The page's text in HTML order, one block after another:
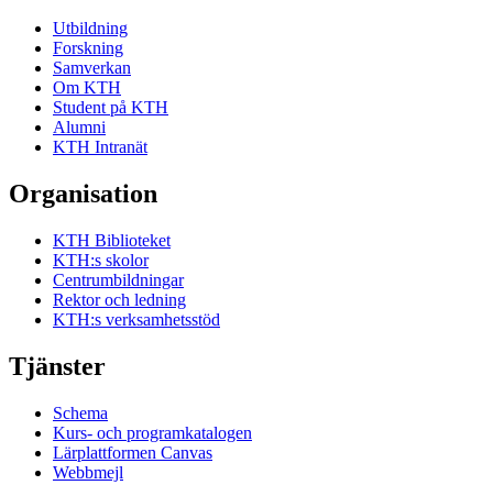
Utbildning
Forskning
Samverkan
Om KTH
Student på KTH
Alumni
KTH Intranät
Organisation
KTH Biblioteket
KTH:s skolor
Centrumbildningar
Rektor och ledning
KTH:s verksamhetsstöd
Tjänster
Schema
Kurs- och programkatalogen
Lärplattformen Canvas
Webbmejl